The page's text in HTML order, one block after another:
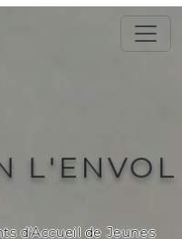
L'ENVOL
d'Accueil de Jeunes